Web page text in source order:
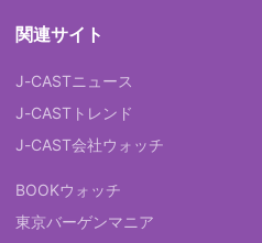
関連サイト
J-CASTニュース
J-CASTトレンド
J-CAST会社ウォッチ
BOOKウォッチ
東京バーゲンマニア